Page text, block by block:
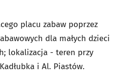
placu zabaw poprzez
dla małych dzieci
lokalizacja - teren przy
i Al. Piastów.